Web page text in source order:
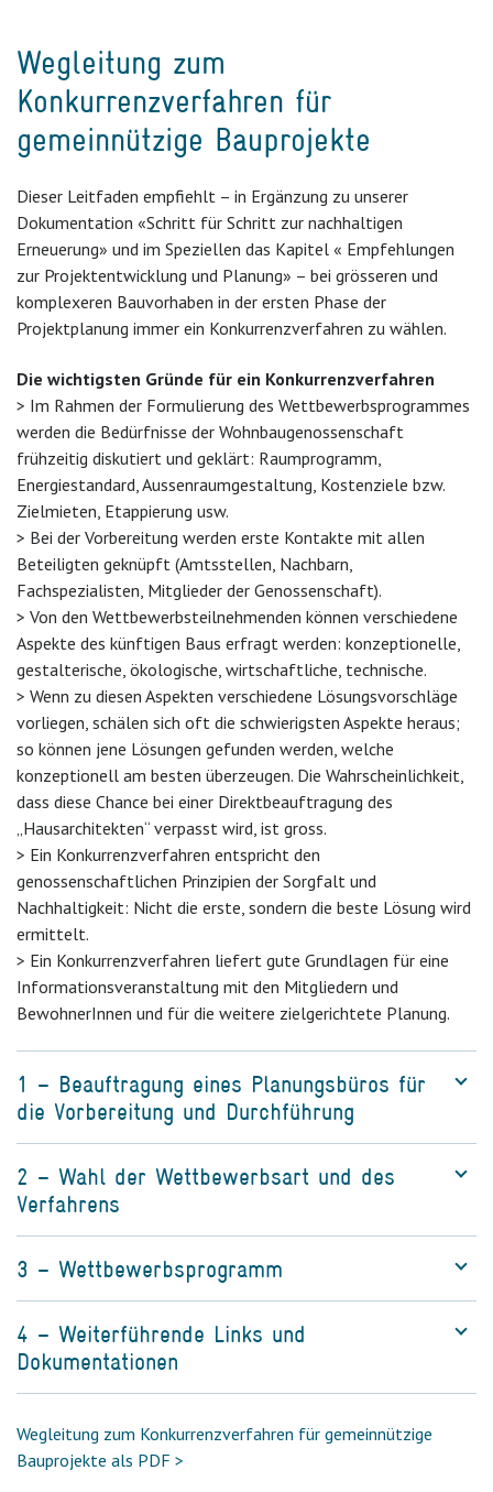
Wegleitung zum
Konkurrenzverfahren für
gemeinnützige Bauprojekte
Dieser Leitfaden empfiehlt – in Ergänzung zu unserer
Dokumentation «Schritt für Schritt zur nachhaltigen
Erneuerung» und im Speziellen das Kapitel « Empfehlungen
zur Projektentwicklung und Planung» – bei grösseren und
komplexeren Bauvorhaben in der ersten Phase der
Projektplanung immer ein Konkurrenzverfahren zu wählen.
Die wichtigsten Gründe für ein Konkurrenzverfahren
> Im Rahmen der Formulierung des Wettbewerbsprogrammes
werden die Bedürfnisse der Wohnbaugenossenschaft
frühzeitig diskutiert und geklärt: Raumprogramm,
Energiestandard, Aussenraumgestaltung, Kostenziele bzw.
Zielmieten, Etappierung usw.
> Bei der Vorbereitung werden erste Kontakte mit allen
Beteiligten geknüpft (Amtsstellen, Nachbarn,
Fachspezialisten, Mitglieder der Genossenschaft).
> Von den Wettbewerbsteilnehmenden können verschiedene
Aspekte des künftigen Baus erfragt werden: konzeptionelle,
gestalterische, ökologische, wirtschaftliche, technische.
> Wenn zu diesen Aspekten verschiedene Lösungsvorschläge
vorliegen, schälen sich oft die schwierigsten Aspekte heraus;
so können jene Lösungen gefunden werden, welche
konzeptionell am besten überzeugen. Die Wahrscheinlichkeit,
dass diese Chance bei einer Direktbeauftragung des
„Hausarchitekten“ verpasst wird, ist gross.
> Ein Konkurrenzverfahren entspricht den
genossenschaftlichen Prinzipien der Sorgfalt und
Nachhaltigkeit: Nicht die erste, sondern die beste Lösung wird
ermittelt.
> Ein Konkurrenzverfahren liefert gute Grundlagen für eine
Informationsveranstaltung mit den Mitgliedern und
BewohnerInnen und für die weitere zielgerichtete Planung.
1 – Beauftragung eines Planungsbüros für
die Vorbereitung und Durchführung
2 – Wahl der Wettbewerbsart und des
Verfahrens
3 – Wettbewerbsprogramm
4 – Weiterführende Links und
Dokumentationen
Wegleitung zum Konkurrenzverfahren für gemeinnützige
Bauprojekte als PDF >